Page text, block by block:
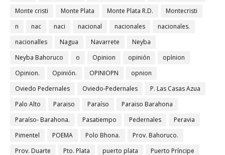
Monte cristi
Monte Plata Monte Plata R.D.
Montecristi
n
nac naci nacional nacionales
nacionales.
nacionalles
Nagua Navarrete
Neyba
Neyba Bahoruco
o Opinion opinión
opìnion
Opinion.
Opinión. OPINIOPN
opnion
Oviedo Pedernales
Oviedo-Pedernales
P. Las Casas Azua
Palo Alto
Paraiso Paraíso
Paraiso Barahona
Paraíso- Barahona.
Pasatiempo Pedernales
Peravia
Pimentel
POEMA Polo Bhona.
Prov. Bahoruco.
Prov. Duarte
Pto. Plata puerto plata
Puerto Príncipe